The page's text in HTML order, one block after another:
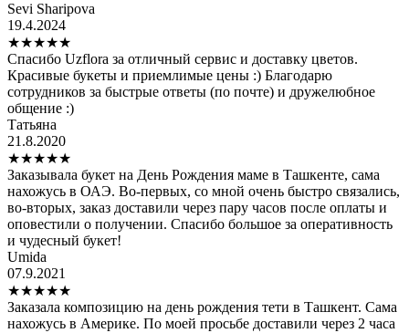
Sevi Sharipova
19.4.2024
★★★★★
Спасибо Uzflora за отличный сервис и доставку цветов.
Красивые букеты и приемлимые цены :) Благодарю
сотрудников за быстрые ответы (по почте) и дружелюбное
общение :)
Татьяна
21.8.2020
★★★★★
Заказывала букет на День Рождения маме в Ташкенте, сама
нахожусь в ОАЭ. Во-первых, со мной очень быстро связались,
во-вторых, заказ доставили через пару часов после оплаты и
оповестили о получении. Спасибо большое за оперативность
и чудесный букет!
Umida
07.9.2021
★★★★★
Заказала композицию на день рождения тети в Ташкент. Сама
нахожусь в Америке. По моей просьбе доставили через 2 часа